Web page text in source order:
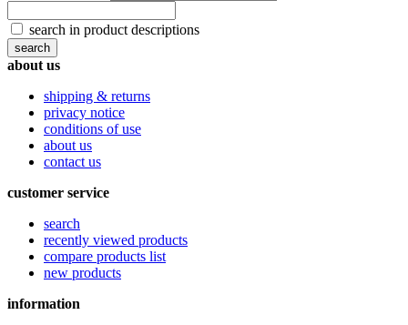
search in product descriptions
about us
shipping & returns
privacy notice
conditions of use
about us
contact us
customer service
search
recently viewed products
compare products list
new products
information